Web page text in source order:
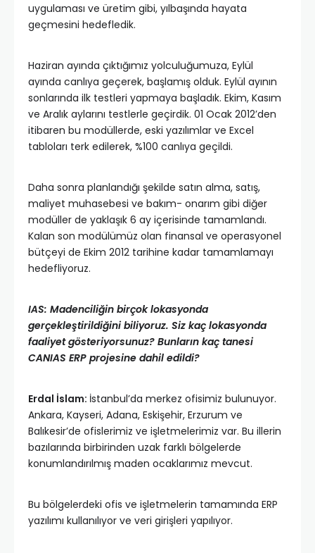
uygulaması ve üretim gibi, yılbaşında hayata
geçmesini hedefledik.
Haziran ayında çıktığımız yolculuğumuza, Eylül
ayında canlıya geçerek, başlamış olduk. Eylül ayının
sonlarında ilk testleri yapmaya başladık. Ekim, Kasım
ve Aralık aylarını testlerle geçirdik. 01 Ocak 2012’den
itibaren bu modüllerde, eski yazılımlar ve Excel
tabloları terk edilerek, %100 canlıya geçildi.
Daha sonra planlandığı şekilde satın alma, satış,
maliyet muhasebesi ve bakım- onarım gibi diğer
modüller de yaklaşık 6 ay içerisinde tamamlandı.
Kalan son modülümüz olan finansal ve operasyonel
bütçeyi de Ekim 2012 tarihine kadar tamamlamayı
hedefliyoruz.
IAS: Madenciliğin birçok lokasyonda
gerçekleştirildiğini biliyoruz. Siz kaç lokasyonda
faaliyet gösteriyorsunuz? Bunların kaç tanesi
CANIAS ERP projesine dahil edildi?
Erdal İslam: İstanbul’da merkez ofisimiz bulunuyor.
Ankara, Kayseri, Adana, Eskişehir, Erzurum ve
Balıkesir’de ofislerimiz ve işletmelerimiz var. Bu illerin
bazılarında birbirinden uzak farklı bölgelerde
konumlandırılmış maden ocaklarımız mevcut.
Bu bölgelerdeki ofis ve işletmelerin tamamında ERP
yazılımı kullanılıyor ve veri girişleri yapılıyor.